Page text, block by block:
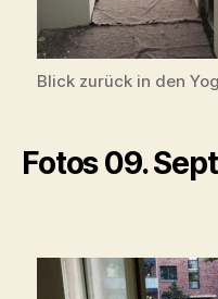
Blick zurück in den
Fotos 09.